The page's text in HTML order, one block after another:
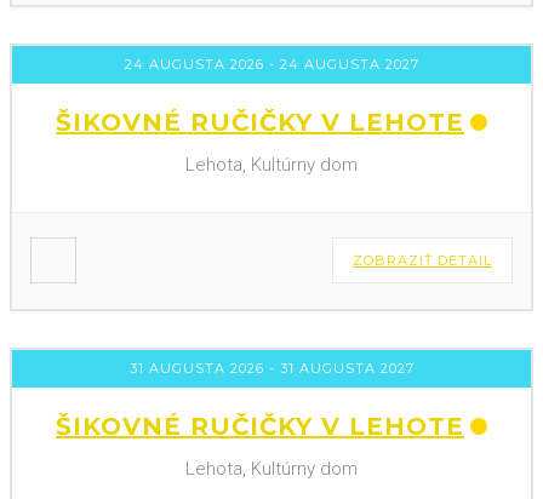
24 AUGUSTA 2026 - 24 AUGUSTA 2027
ŠIKOVNÉ RUČIČKY V LEHOTE
Lehota, Kultúrny dom
ZOBRAZIŤ DETAIL
31 AUGUSTA 2026 - 31 AUGUSTA 2027
ŠIKOVNÉ RUČIČKY V LEHOTE
Lehota, Kultúrny dom